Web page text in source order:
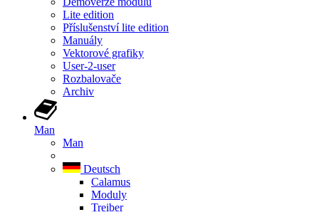
Lite edition
Příslušenství lite edition
Manuály
Vektorové grafiky
User-2-user
Rozbalovače
Archiv
Man
Man
Deutsch
Calamus
Moduly
Treiber